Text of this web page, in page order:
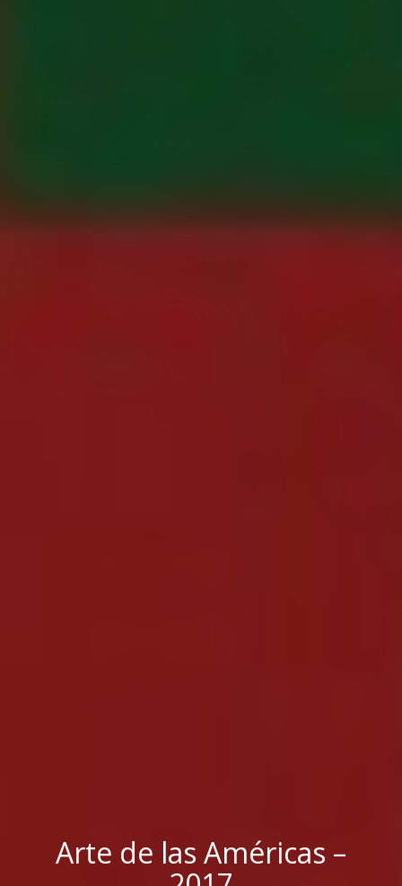
Arte de las Américas –